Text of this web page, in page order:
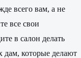
всего вам, а не
все свои
в салон делать
дам, которые делают